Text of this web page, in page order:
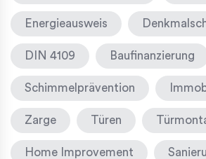
Energieausweis
DIN 4109 Baufinanzierung
Schimmelprävention
Zarge Türen
Home Improvement